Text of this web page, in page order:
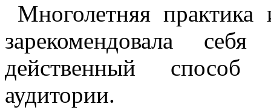
Многолетняя практика
зарекомендовала
действенный
аудитории.